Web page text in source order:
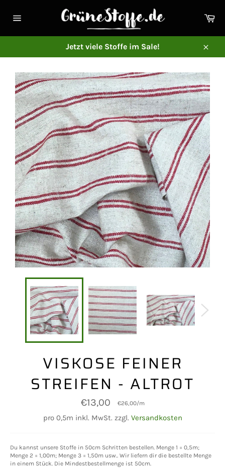
zum
Jetzt viele Stoffe im Sale!
VISKOSE FEINER
STREIFEN - ALTROT
Normaler
Preis
€13,00 €26,00/m
pro 0,5m inkl. MwSt. zzgl. Versandkosten
Du kannst unsere Stoffe in 50cm Schritten bestellen. Menge 1 = 0,5m;
Menge 2 = 1,00m; Menge 3 = 1,50m usw.. Wir liefern dir die bestellte Menge
in einem Stück. Die Mindestbestellmenge ist 50cm.